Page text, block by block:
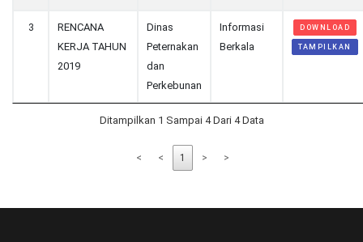
3
RENCANA
KERJA TAHUN
2019
Dinas
Peternakan
dan
Perkebunan
Informasi
Berkala
DOWNLOAD
TAMPILKAN
Ditampilkan 1 Sampai 4 Dari 4 Data
< < 1 > >